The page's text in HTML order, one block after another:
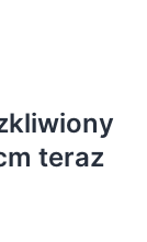
teraz